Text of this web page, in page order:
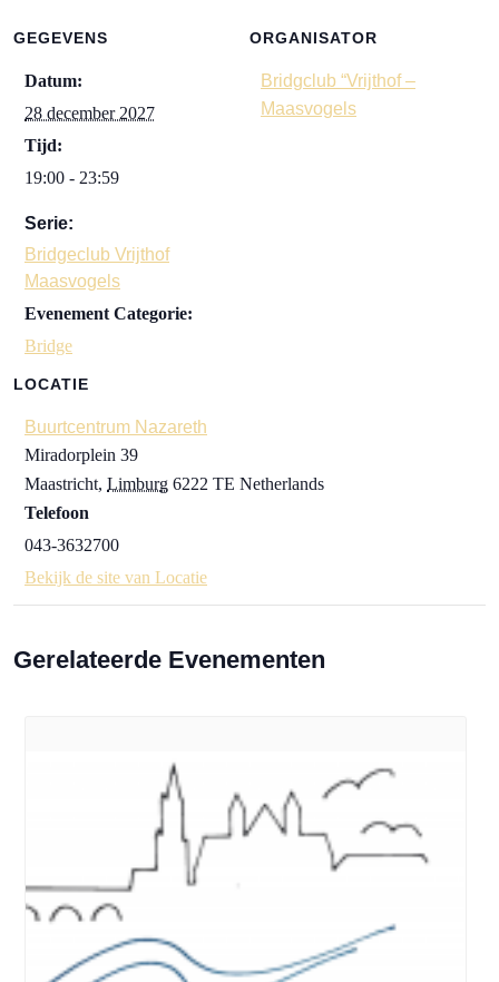
GEGEVENS
Datum:
28 december 2027
Tijd:
19:00 - 23:59
Serie:
Bridgeclub Vrijthof
Maasvogels
Evenement Categorie:
Bridge
LOCATIE
Buurtcentrum Nazareth
Miradorplein 39
Maastricht, Limburg 6222 TE Netherlands
Telefoon
043-3632700
Bekijk de site van Locatie
ORGANISATOR
Bridgclub “Vrijthof –
Maasvogels
Gerelateerde Evenementen